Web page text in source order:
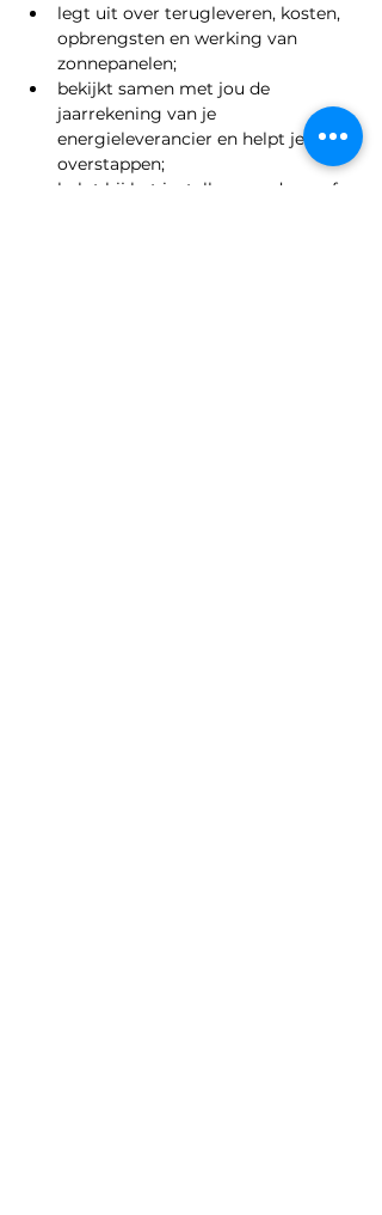
legt uit over terugleveren, kosten,
opbrengsten en werking van
zonnepanelen;
bekijkt samen met jou de
jaarrekening van je
energieleverancier en helpt je met
overstappen;
helpt bij het instellen van de cv of